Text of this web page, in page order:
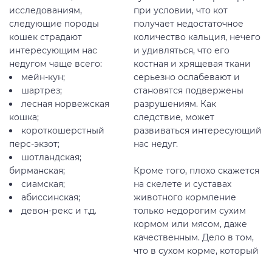
исследованиям,
следующие породы
кошек страдают
интересующим нас
недугом чаще всего:
мейн-кун;
шартрез;
лесная норвежская
кошка;
короткошерстный
перс-экзот;
шотландская;
бирманская;
сиамская;
абиссинская;
девон-рекс и т.д.
при условии, что кот
получает недостаточное
количество кальция, нечего
и удивляться, что его
костная и хрящевая ткани
серьезно ослабевают и
становятся подвержены
разрушениям. Как
следствие, может
развиваться интересующий
нас недуг.
Кроме того, плохо скажется
на скелете и суставах
животного кормление
только недорогим сухим
кормом или мясом, даже
качественным. Дело в том,
что в сухом корме, который